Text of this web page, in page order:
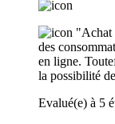
"Achat
des
en ligne.
la possibilité
Evalué(e) à 5